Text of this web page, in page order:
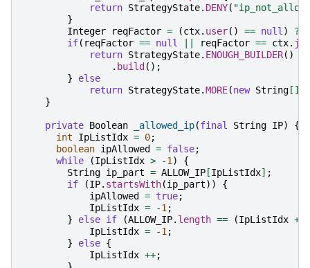
return StrategyState. DENY(
}
Integer
reqFactor = (ctx. user() == null ) ?
if( reqFactor == null reqFactor == ctx.
return StrategyState. ENOUGH_BUILDER()
. build ();
}
else
return StrategyState.MORE(new String []
}
private Boolean _allowed_ip(final String IP)
{
int
IpListIdx = 0;
boolean ipAllowed = false;
while
(IpListIdx > -1 )
{
String ip_part = ALLOW_IP [IpListIdx] ;
if
(IP. startsWith(ip_part))
{
ipAllowed
= true;
IpListIdx = -1 ;
}
else if (ALLOW_IP. length == (IpListIdx +
IpListIdx = -1 ;
}
else {
IpListIdx ++;